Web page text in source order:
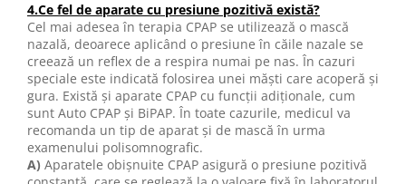
4.Ce fel de aparate cu presiune pozitivă există?
Cel mai adesea în terapia CPAP se utilizează o mască
nazală, deoarece aplicând o presiune în căile nazale se
creează un reflex de a respira numai pe nas. În cazuri
speciale este indicată folosirea unei măşti care acoperă şi
gura. Există şi aparate CPAP cu funcţii adiţionale, cum
sunt Auto CPAP şi BiPAP. În toate cazurile, medicul va
recomanda un tip de aparat şi de mască în urma
examenului polisomnografic.
A) Aparatele obişnuite CPAP asigură o presiune pozitivă